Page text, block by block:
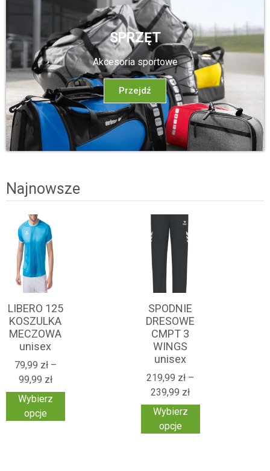
SPRZĘT
Akcesoria sportowe
Przejdź
Najnowsze
LIBERO 125
KOSZULKA
MECZOWA
unisex
79,99 zł–
99,99 zł
Wybierz
opcje
SPODNIE
DRESOWE
CMPT 3
WINGS
unisex
219,99 zł –
239,99 zł
Wybierz
opcje